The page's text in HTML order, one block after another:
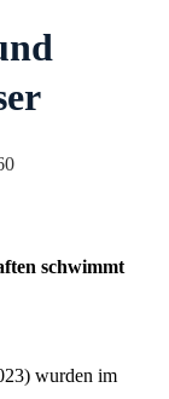
schwimmt
wurden im